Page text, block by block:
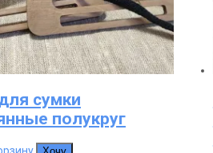
сумки
полукруг